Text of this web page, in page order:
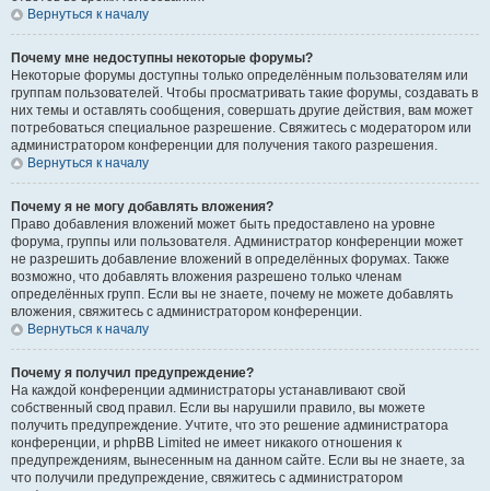
Вернуться к началу
Почему мне недоступны некоторые форумы?
Некоторые форумы доступны только определённым пользователям или
группам пользователей. Чтобы просматривать такие форумы, создавать в
них темы и оставлять сообщения, совершать другие действия, вам может
потребоваться специальное разрешение. Свяжитесь с модератором или
администратором конференции для получения такого разрешения.
Вернуться к началу
Почему я не могу добавлять вложения?
Право добавления вложений может быть предоставлено на уровне
форума, группы или пользователя. Администратор конференции может
не разрешить добавление вложений в определённых форумах. Также
возможно, что добавлять вложения разрешено только членам
определённых групп. Если вы не знаете, почему не можете добавлять
вложения, свяжитесь с администратором конференции.
Вернуться к началу
Почему я получил предупреждение?
На каждой конференции администраторы устанавливают свой
собственный свод правил. Если вы нарушили правило, вы можете
получить предупреждение. Учтите, что это решение администратора
конференции, и phpBB Limited не имеет никакого отношения к
предупреждениям, вынесенным на данном сайте. Если вы не знаете, за
что получили предупреждение, свяжитесь с администратором